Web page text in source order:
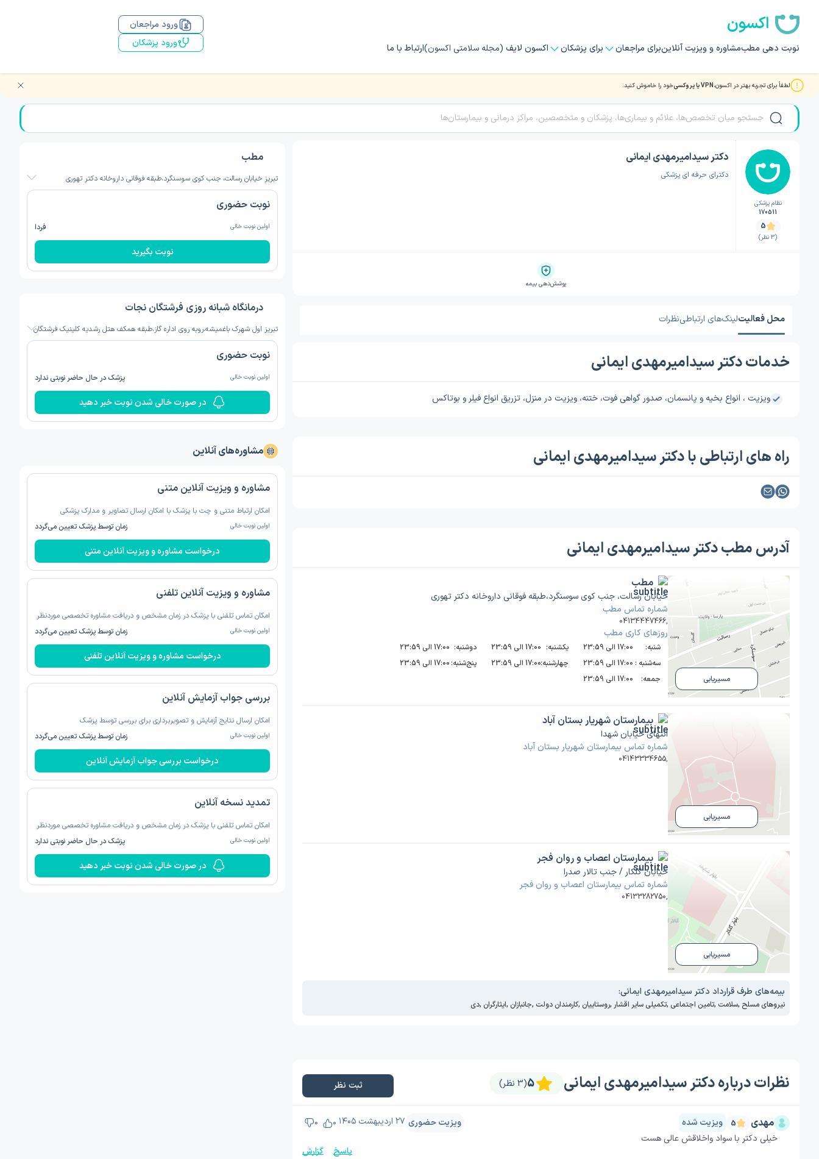
اکسون
نوبت دهی مطبمشاوره و ویزیت آنلاینبرای مراجعان برای پزشکان اکسون لایف (مجله سلامتی اکسون)ارتباط با ما
ورود مراجعان
ورود پزشکان
لطفاً برای تجربه بهتر در اکسون،VPN یا پروکسی خود را خاموش کنید. صفحه اصلی/دکتر پزشک عمومی/دکتر پزشک عمومی تبریز/دکتر سیدامیرمهدی ایمانی
نظام پزشکی
170511
5
(3 نظر)
دکتر سیدامیرمهدی ایمانی
دکترای حرفه ای پزشکی
پوشش‌دهی بیمه
محل فعالیتلینک‌های ارتباطینظرات
خدمات دکتر سیدامیرمهدی ایمانی
ویزیت ، انواع بخیه و پانسمان، صدور گواهی فوت، ختنه، ویزیت در منزل، تزریق انواع فیلر و بوتاکس
راه های ارتباطی با دکتر سیدامیرمهدی ایمانی
آدرس مطب دکتر سیدامیرمهدی ایمانی
مسیریابی
مطب
خیابان رسالت، جنب کوی سوسنگرد،طبقه فوقانی داروخانه دکتر تهوری
شماره تماس مطب
04134447466,
روز‌های کاری مطب
شنبه: 17:00 الی 23:59 یکشنبه: 17:00 الی 23:59 دوشنبه: 17:00 الی 23:59
سه‌شنبه : 17:00 الی 23:59 چهارشنبه:17:00 الی 23:59 پنج‌شنبه: 17:00 الی 23:59
جمعه:
17:00 الی 23:59
مسیریابی
بیمارستان شهریار بستان آباد
انتهای خیابان شهدا
شماره تماس بیمارستان شهریار بستان آباد
04143334655,
مسیریابی
بیمارستان اعصاب و روان فجر
خیابان گلکار / جنب تالار صدرا
شماره تماس بیمارستان اعصاب و روان فجر
04133282750,
بیمه‌های طرف قرارداد دکتر سیدامیرمهدی ایمانی:
نیروهای مسلح ,سلامت ,تامین اجتماعی ,تکمیلی سایر اقشار ,روستاییان ,کارمندان دولت ,جانبازان ,ایثارگران ,دی
نظرات درباره دکتر سیدامیرمهدی ایمانی (3 نظر)5 ثبت نظر
مهدی 5 ویزیت شده ویزیت حضوری ۲۷ اردیبهشت ۱۴۰۵ 0
0
خیلی دکتر با سواد واخلاقش عالی هست
پاسخ
گزارش
مطب
تبریز خیابان رسالت، جنب کوی سوسنگرد،طبقه فوقانی داروخانه دکتر تهوری
نوبت حضوری
اولین نوبت خالی فردا
نوبت بگیرید
درمانگاه شبانه روزی فرشتگان نجات
تبریز اول شهرک باغمیشه،روبه روی اداره گاز،طبقه همکف هتل رشدیه کلینیک فرشتگان
نوبت حضوری
اولین نوبت خالی پزشک در حال حاضر نوبتی ندارد
در صورت خالی شدن نوبت خبر دهید
مشاوره‌های آنلاین
مشاوره و ویزیت آنلاین متنی
امکان ارتباط متنی و چت با پزشک با امکان ارسال تصاویر و مدارک پزشکی
اولین نوبت خالی زمان توسط پزشک تعیین می‌گردد
درخواست مشاوره و ویزیت آنلاین متنی
مشاوره و ویزیت آنلاین تلفنی
امکان تماس تلفنی با پزشک در زمان مشخص و دریافت مشاوره تخصصی موردنظر
اولین نوبت خالی زمان توسط پزشک تعیین می‌گردد
درخواست مشاوره و ویزیت آنلاین تلفنی
بررسی جواب آزمایش آنلاین
امکان ارسال نتایج آزمایش و تصویربرداری برای بررسی توسط پزشک
اولین نوبت خالی زمان توسط پزشک تعیین می‌گردد
درخواست بررسی جواب آزمایش آنلاین
تمدید نسخه‌ آنلاین
امکان تماس تلفنی با پزشک در زمان مشخص و دریافت مشاوره تخصصی موردنظر
اولین نوبت خالی پزشک در حال حاضر نوبتی ندارد
در صورت خالی شدن نوبت خبر دهید